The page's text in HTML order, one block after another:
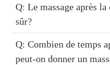
Q: Le massage après
sûr?
Q: Combien de temps
peut-on donner un